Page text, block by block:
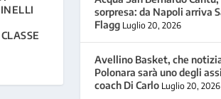
sorpresa: da Napoli arriva
Flagg Luglio 20, 2026
Avellino Basket, che
Polonara sarà uno degli
coach Di Carlo Luglio 20, 2026